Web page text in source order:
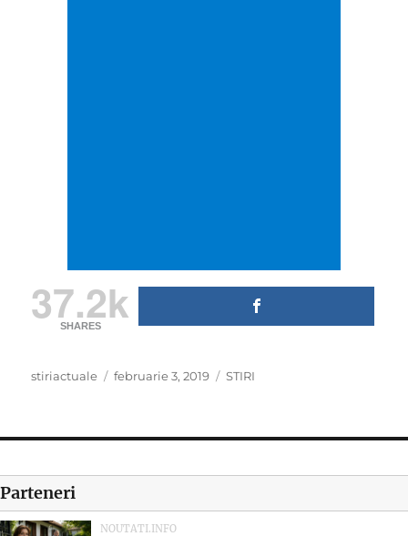
37.2k
SHARES
Author
stiriactuale
Posted
februarie 3, 2019 Categories
STIRI
Parteneri
NOUTATI.INFO